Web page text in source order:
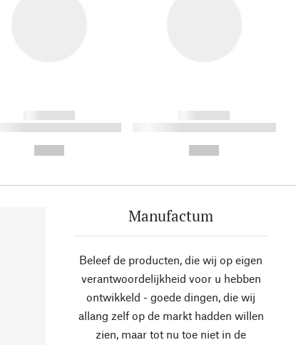
------------
----------- ----------
------------
----------- ----------- ----------
Manufactum
Beleef de producten, die wij op eigen
verantwoordelijkheid voor u hebben
ontwikkeld - goede dingen, die wij
allang zelf op de markt hadden willen
zien, maar tot nu toe niet in de